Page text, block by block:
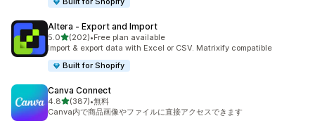
Altera ‑ Export and Import
5.05つ星中
(202)
合計レビュー数：202件
•Free plan available
Import & export data with Excel or CSV. Matrixify compatible
Built for Shopify
Canva Connect
4.85つ星中
(387)
合計レビュー数：387件
•無料
Canva内で商品画像やファイルに直接アクセスできます